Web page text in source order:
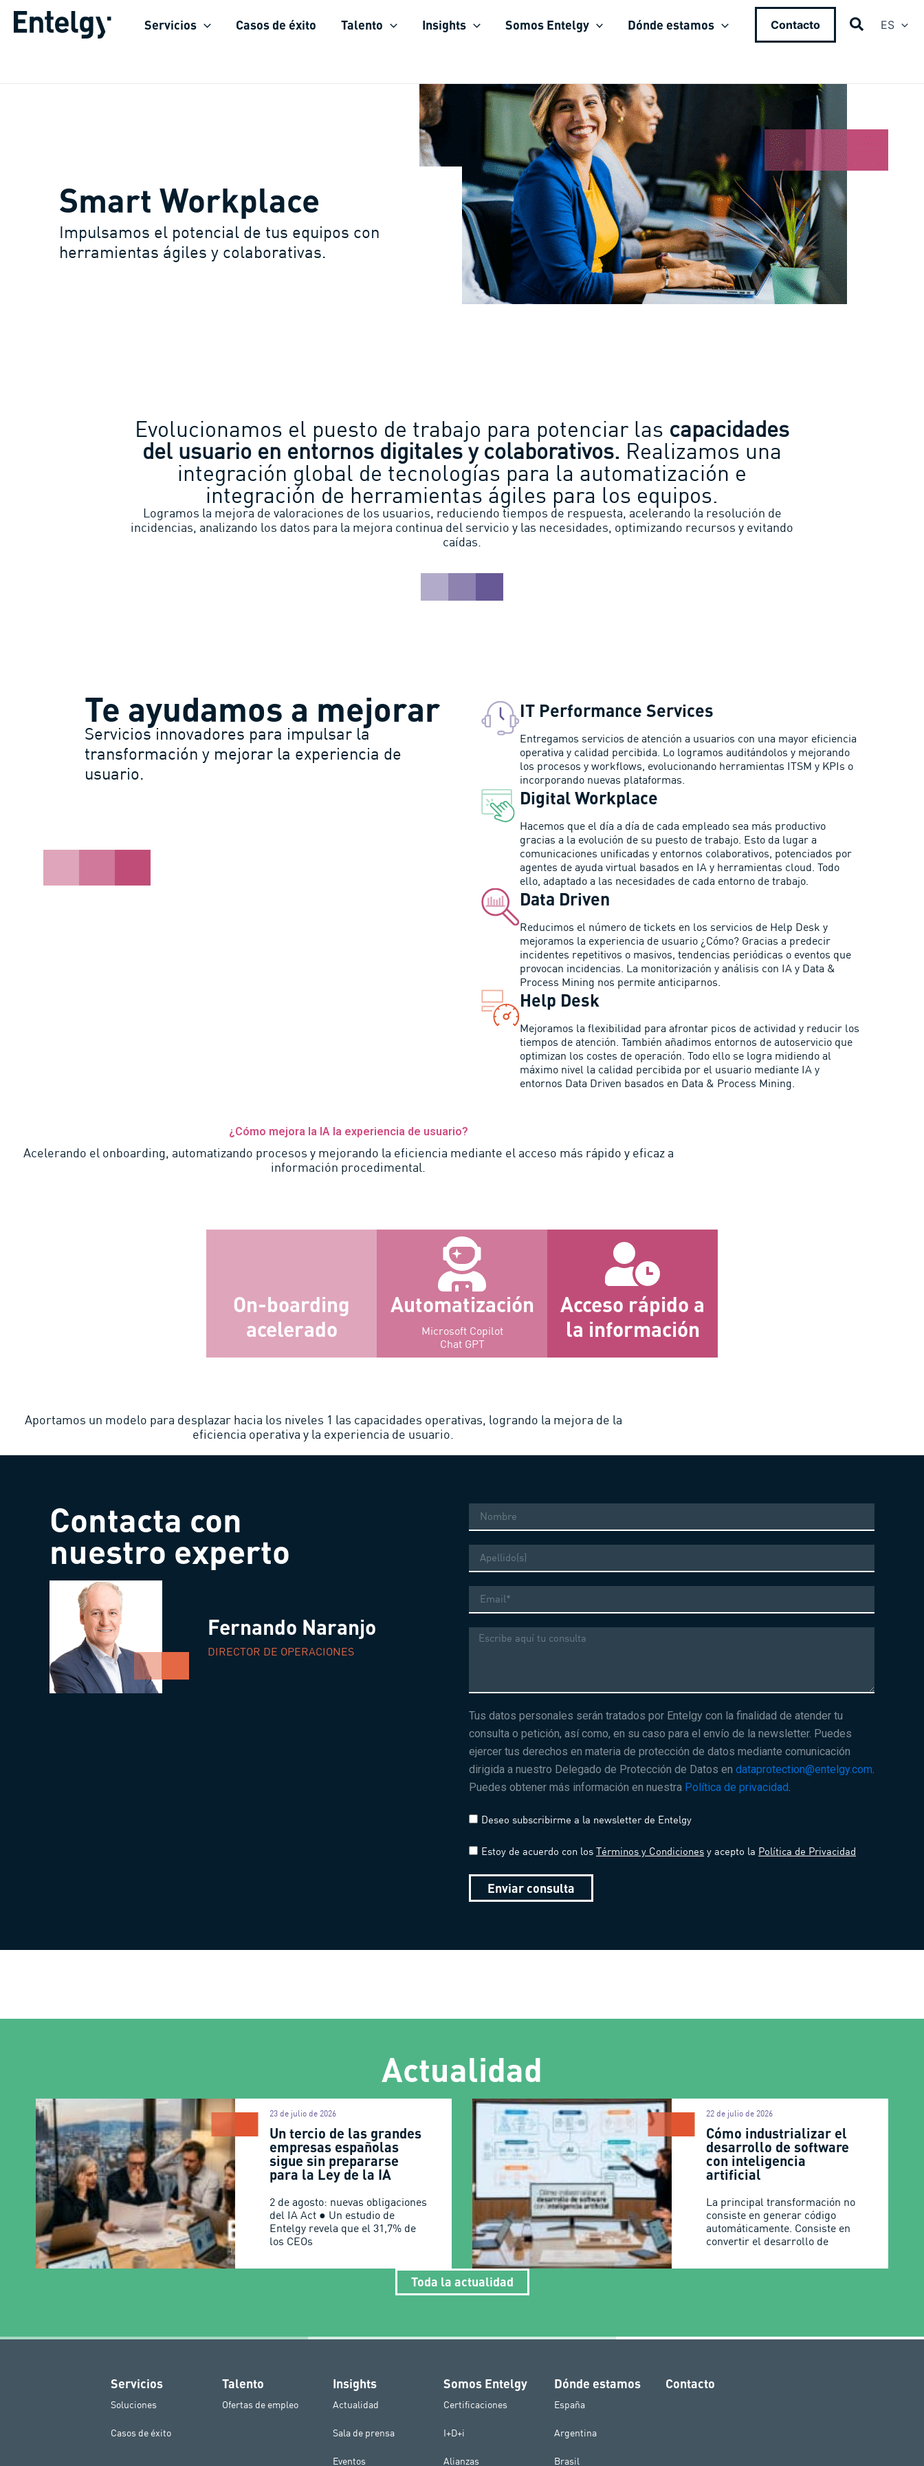
Servicios Casos de éxito Talento Insights Somos Entelgy Dónde estamos Contacto ES
Smart Workplace
Impulsamos el potencial de tus equipos con
herramientas ágiles y colaborativas.
Evolucionamos el puesto de trabajo para potenciar las capacidades
del usuario en entornos digitales y colaborativos. Realizamos una
integración global de tecnologías para la automatización e
integración de herramientas ágiles para los equipos.
Logramos la mejora de valoraciones de los usuarios, reduciendo tiempos de respuesta, acelerando la resolución de
incidencias, analizando los datos para la mejora continua del servicio y las necesidades, optimizando recursos y evitando
caídas.
IT Performance Services
Entregamos servicios de atención a usuarios con una mayor eficiencia
operativa y calidad percibida. Lo logramos auditándolos y mejorando
los procesos y workflows, evolucionando herramientas ITSM y KPIs o
incorporando nuevas plataformas.
Digital Workplace
Hacemos que el día a día de cada empleado sea más productivo
gracias a la evolución de su puesto de trabajo. Esto da lugar a
comunicaciones unificadas y entornos colaborativos, potenciados por
agentes de ayuda virtual basados en IA y herramientas cloud. Todo
ello, adaptado a las necesidades de cada entorno de trabajo.
Data Driven
Reducimos el número de tickets en los servicios de Help Desk y
mejoramos la experiencia de usuario ¿Cómo? Gracias a predecir
incidentes repetitivos o masivos, tendencias periódicas o eventos que
provocan incidencias. La monitorización y análisis con IA y Data &
Process Mining nos permite anticiparnos.
Help Desk
Mejoramos la flexibilidad para afrontar picos de actividad y reducir los
tiempos de atención. También añadimos entornos de autoservicio que
optimizan los costes de operación. Todo ello se logra midiendo al
máximo nivel la calidad percibida por el usuario mediante IA y
entornos Data Driven basados en Data & Process Mining.
Te ayudamos a mejorar
Servicios innovadores para impulsar la
transformación y mejorar la experiencia de
usuario.
¿Cómo mejora la IA la experiencia de usuario?
Acelerando el onboarding, automatizando procesos y mejorando la eficiencia mediante el acceso más rápido y eficaz a
información procedimental.
On-boarding
acelerado
Automatización
Microsoft Copilot
Chat GPT
Acceso rápido a
la información
Aportamos un modelo para desplazar hacia los niveles 1 las capacidades operativas, logrando la mejora de la
eficiencia operativa y la experiencia de usuario.
Contacta con
nuestro experto
Fernando Naranjo
DIRECTOR DE OPERACIONES
electrónico
Tus datos personales serán tratados por Entelgy con la finalidad de atender tu
consulta o petición, así como, en su caso para el envío de la newsletter. Puedes
ejercer tus derechos en materia de protección de datos mediante comunicación
dirigida a nuestro Delegado de Protección de Datos en dataprotection@entelgy.com.
Puedes obtener más información en nuestra Política de privacidad.
Deseo subscribirme a la newsletter de Entelgy
Estoy de acuerdo con los Términos y Condiciones y acepto la Política de Privacidad
Enviar consulta
Actualidad
Un tercio de las grandes
empresas españolas
sigue sin prepararse
para la Ley de la IA
23 de julio de 2026
2 de agosto: nuevas obligaciones
del IA Act ● Un estudio de
Entelgy revela que el 31,7% de
los CEOs
Cómo industrializar el
desarrollo de software
con inteligencia
artificial
22 de julio de 2026
La principal transformación no
consiste en generar código
automáticamente. Consiste en
convertir el desarrollo de
Toda la actualidad
Servicios
Soluciones
Casos de éxito
Talento
Ofertas de empleo
Insights
Actualidad
Sala de prensa
Eventos
Somos Entelgy
Certificaciones
I+D+i
Alianzas
Dónde estamos
España
Argentina
Brasil
Contacto